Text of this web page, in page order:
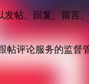
帖、回复、留言
评论服务的监督